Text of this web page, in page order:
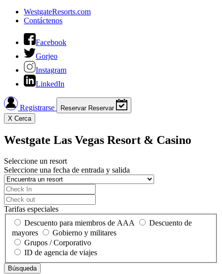
WestgateResorts.com
Contáctenos
Facebook
Gorjeo
Instagram
LinkedIn
Registrarse Reservar Reservar
X Cerca
Westgate Las Vegas Resort & Casino
Seleccione un resort
Seleccione una fecha de entrada y salida
Tarifas especiales
Descuento para miembros de AAA
Descuento de
mayores
Gobierno y militares
Grupos / Corporativo
ID de agencia de viajes